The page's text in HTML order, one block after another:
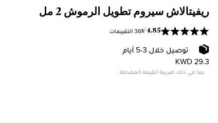
ريفيتالاش سيروم تطويل الرموش 2 مل
4.85
/
536 التقييمات
توصيل خلال 3-5 أيام
KWD 29.3
بما في ذلك ضريبة القيمة المضافة